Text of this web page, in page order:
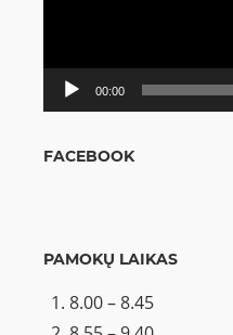
00:00
FACEBOOK
PAMOKŲ LAIKAS
8.00 – 8.45